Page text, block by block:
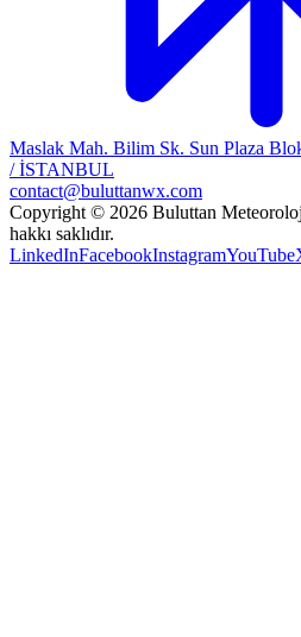
Maslak Mah. Bilim Sk. Sun Plaza
/ İSTANBUL
contact@buluttanwx.com
Copyright © 2026 Buluttan
hakkı saklıdır.
LinkedInFacebookInstagramYouTube